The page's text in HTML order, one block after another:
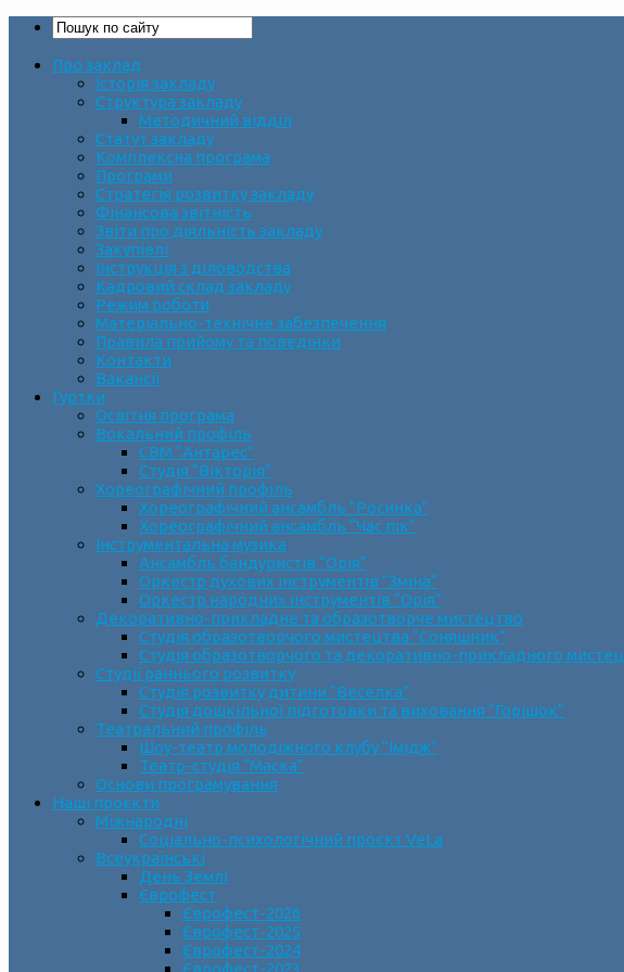
Про заклад
Історія закладу
Структура закладу
Методичний відділ
Статут закладу
Комплексна програма
Програми
Стратегія розвитку закладу
Фінансова звітність
Звіти про діяльність закладу
Закупівлі
Інструкція з діловодства
Кадровий склад закладу
Режим роботи
Матеріально-технічне забезпечення
Правила прийому та поведінки
Контакти
Вакансії
Гуртки
Освітня програма
Вокальний профіль
СВМ “Антарес”
Студія “Вікторія”
Хореографічний профіль
Хореографічний ансамбль “Росинка”
Хореографічний ансамбль “Час пік”
Інструментальна музика
Ансамбль бандуристів “Орія”
Оркестр духових інструментів “Зміна”
Оркестр народних інструментів “Орія”
Декоративно-прикладне та образотворче мистецтво
Cтудія образотворчого мистецтва “Соняшник”
Студія образотворчого та декоративно-прикладного
Студії раннього розвитку
Студія розвитку дитини “Веселка”
Студія дошкільної підготовки та виховання “Горішок”
Театральний профіль
Шоу-театр молодіжного клубу “Імідж”
Театр-студія “Маска”
Основи програмування
Наші проєкти
Міжнародні
Соціально-психологічний проєкт VeLa
Всеукраїнські
День Землі
Єврофест
Єврофест-2026
Єврофест-2025
Єврофест-2024
Єврофест-2023